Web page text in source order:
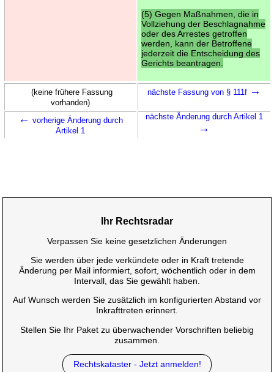
(5) Gegen Maßnahmen, die in
Vollziehung der Beschlagnahme
oder des Arrestes getroffen
werden, kann der Betroffene
jederzeit die Entscheidung des
Gerichts beantragen.
(keine frühere Fassung
vorhanden)
nächste Fassung von § 111f →
← vorherige Änderung durch
Artikel 1
nächste Änderung durch Artikel 1
→
Ihr Rechtsradar
Verpassen Sie keine gesetzlichen Änderungen
Sie werden über jede verkündete oder in Kraft tretende
Änderung per Mail informiert, sofort, wöchentlich oder in dem
Intervall, das Sie gewählt haben.
Auf Wunsch werden Sie zusätzlich im konfigurierten Abstand vor
Inkrafttreten erinnert.
Stellen Sie Ihr Paket zu überwachender Vorschriften beliebig
zusammen.
Rechtskataster - Jetzt anmelden!